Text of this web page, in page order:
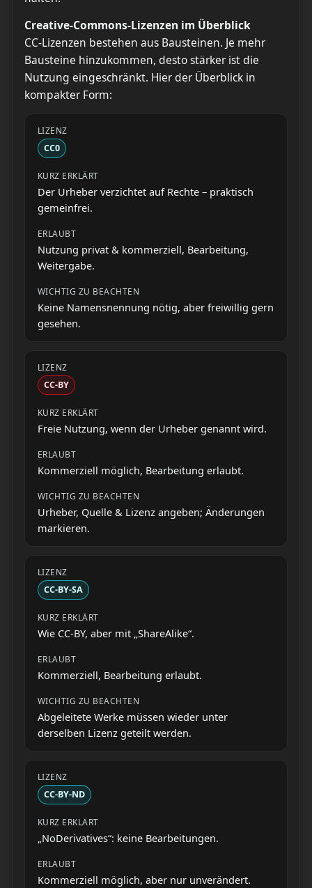
Creative-Commons-Lizenzen im Überblick
CC-Lizenzen bestehen aus Bausteinen. Je mehr
Bausteine hinzukommen, desto stärker ist die
Nutzung eingeschränkt. Hier der Überblick in
kompakter Form:
CC0
Der Urheber verzichtet auf Rechte – praktisch
gemeinfrei.
Nutzung privat & kommerziell, Bearbeitung,
Weitergabe.
Keine Namensnennung nötig, aber freiwillig gern
gesehen.
CC-BY
Freie Nutzung, wenn der Urheber genannt wird.
Kommerziell möglich, Bearbeitung erlaubt.
Urheber, Quelle & Lizenz angeben; Änderungen
markieren.
CC-BY-SA
Wie CC-BY, aber mit „ShareAlike“.
Kommerziell, Bearbeitung erlaubt.
Abgeleitete Werke müssen wieder unter
derselben Lizenz geteilt werden.
CC-BY-ND
„NoDerivatives“: keine Bearbeitungen.
Kommerziell möglich, aber nur unverändert.